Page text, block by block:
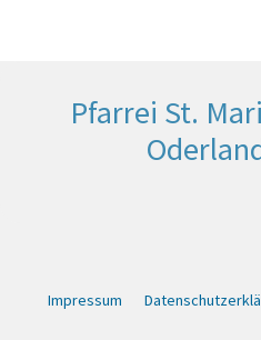
Pfarrei St.
Impressum